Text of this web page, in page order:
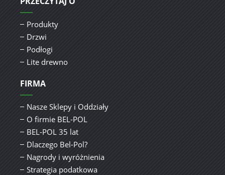
Produkty
Drzwi
Podłogi
Lite drewno
FIRMA
Nasze Sklepy i Oddziały
O firmie BEL-POL
BEL-POL 35 lat
Dlaczego Bel-Pol?
Nagrody i wyróżnienia
Strategia podatkowa